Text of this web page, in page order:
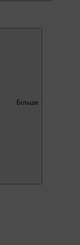
Більше